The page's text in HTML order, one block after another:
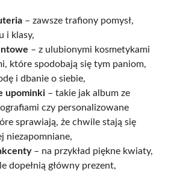
– zawsze trafiony pomysł,
i klasy,
– z ulubionymi kosmetykami
które spodobają się tym paniom,
i dbanie o siebie,
upominki – takie jak album ze
czy personalizowane
sprawiają, że chwile stają się
niezapomniane,
– na przykład piękne kwiaty,
dopełnią główny prezent,